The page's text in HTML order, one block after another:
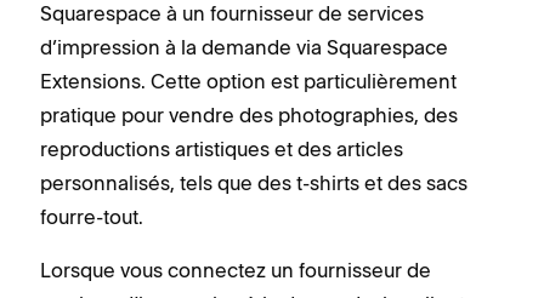
Squarespace à un fournisseur de services
d’impression à la demande via Squarespace
Extensions. Cette option est particulièrement
pratique pour vendre des photographies, des
reproductions artistiques et des articles
personnalisés, tels que des t-shirts et des sacs
fourre-tout.
Lorsque vous connectez un fournisseur de